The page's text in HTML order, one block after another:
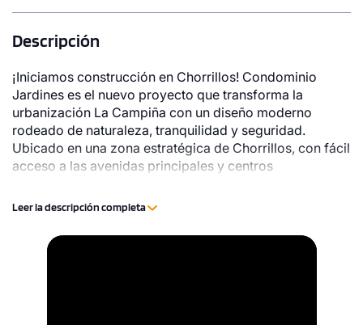
Descripción
¡Iniciamos construcción en Chorrillos! Condominio
Jardines es el nuevo proyecto que transforma la
urbanización La Campiña con un diseño moderno
rodeado de naturaleza, tranquilidad y seguridad.
Ubicado en una zona estratégica de Chorrillos, con fácil
acceso a las avenidas principales y centros
para disfrutar al máximo la vida en comunidad, con
Leer la descripción completa
Video